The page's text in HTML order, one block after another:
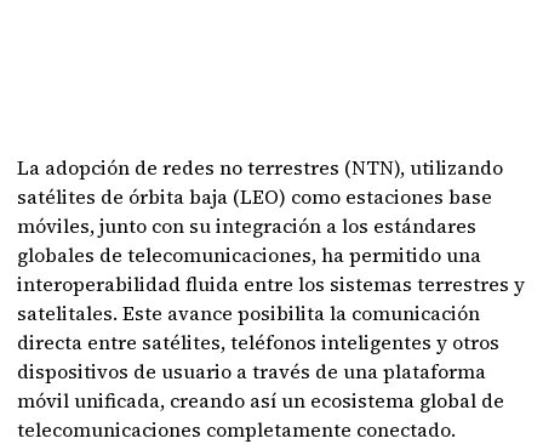
La adopción de redes no terrestres (NTN), utilizando
satélites de órbita baja (LEO) como estaciones base
móviles, junto con su integración a los estándares
globales de telecomunicaciones, ha permitido una
interoperabilidad fluida entre los sistemas terrestres y
satelitales. Este avance posibilita la comunicación
directa entre satélites, teléfonos inteligentes y otros
dispositivos de usuario a través de una plataforma
móvil unificada, creando así un ecosistema global de
telecomunicaciones completamente conectado.